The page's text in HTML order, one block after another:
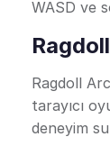
WASD ve
Ragdoll
tarayıcı
deneyim